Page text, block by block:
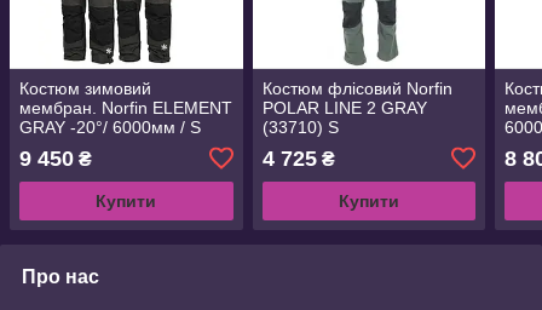
Костюм зимовий
мембран. Norfin ELEMENT
GRAY -20°/ 6000мм / S
9 450 ₴
Купити
Костюм флісовий Norfin
POLAR LINE 2 GRAY
(33710) S
4 725₴
Купити
8
Про нас